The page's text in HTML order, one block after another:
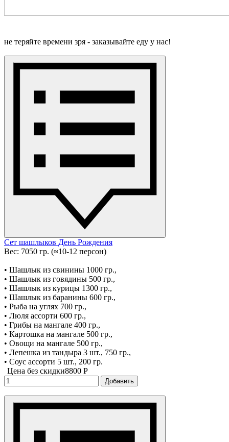
не теряйте времени зря - заказывайте еду у нас!
Сет шашлыков День Рождения
Вес: 7050 гр. (≈10-12 персон)
• Шашлык из свинины 1000 гр.,
• Шашлык из говядины 500 гр.,
• Шашлык из курицы 1300 гр.,
• Шашлык из баранины 600 гр.,
• Рыба на углях 700 гр.,
• Люля ассорти 600 гр.,
• Грибы на мангале 400 гр.,
• Картошка на мангале 500 гр.,
• Овощи на мангале 500 гр.,
• Лепешка из тандыра 3 шт., 750 гр.,
• Соус ассорти 5 шт., 200 гр.
Цена без скидки8800 P
Добавить